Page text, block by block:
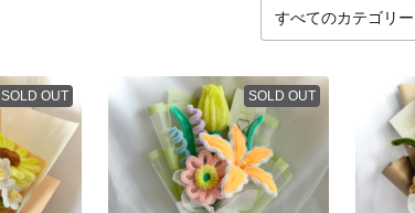
SOLD OUT SOLD OUT